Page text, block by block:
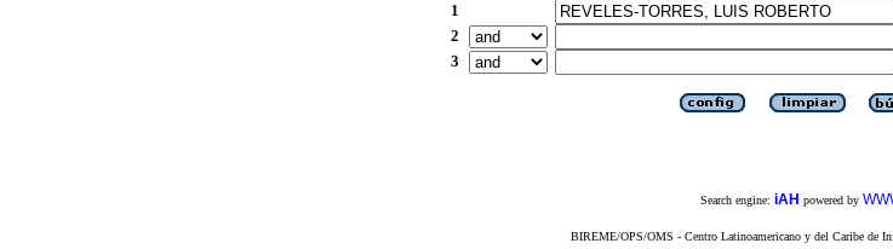
1
2
3
Search engine: iAH powered by
BIREME/OPS/OMS - Centro Latinoamericano y del Caribe de